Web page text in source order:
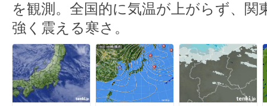
を観測。全国的に気温が上がらず、関
強く震える寒さ。